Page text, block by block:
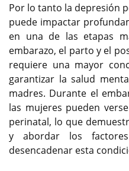
Por lo tanto la depresión
puede impactar
en una de las etapas
embarazo, el parto y el
requiere una mayor
garantizar la salud
madres. Durante el
las mujeres pueden
perinatal, lo que
y abordar los
desencadenar esta